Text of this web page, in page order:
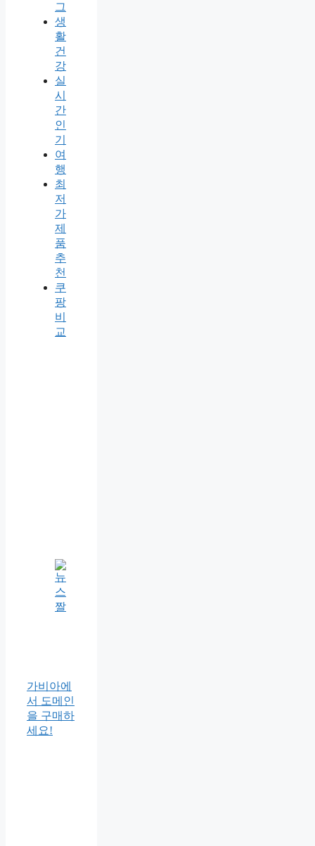
그
생
활
건
강
실
시
간
인
기
여
행
최
저
가
제
품
추
천
쿠
팡
비
교
가비아에
서 도메인
을 구매하
세요!